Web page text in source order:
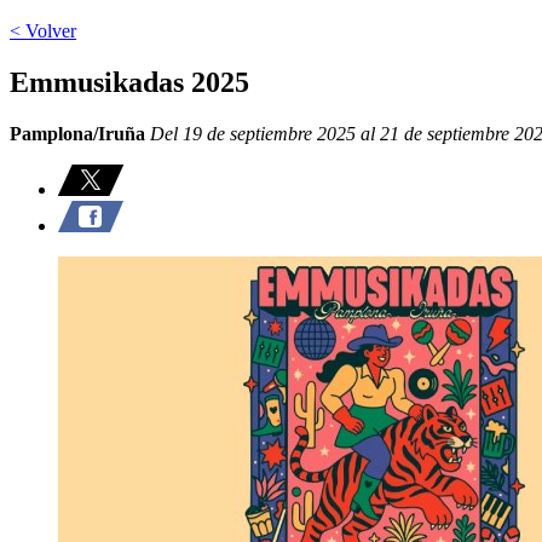
< Volver
Emmusikadas 2025
Pamplona/Iruña Del 19 de septiembre 2025 al 21 de septiembre